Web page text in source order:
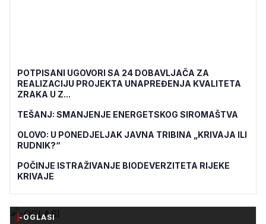
POTPISANI UGOVORI SA 24 DOBAVLJAČA ZA
REALIZACIJU PROJEKTA UNAPREĐENJA KVALITETA
ZRAKA U Z...
TEŠANJ: SMANJENJE ENERGETSKOG SIROMAŠTVA
OLOVO: U PONEDJELJAK JAVNA TRIBINA „KRIVAJA ILI
RUDNIK?“
POČINJE ISTRAŽIVANJE BIODEVERZITETA RIJEKE
KRIVAJE
-OGLASI